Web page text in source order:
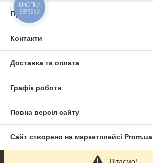
Про нас
Контакти
Доставка та оплата
Графік роботи
Повна версія сайту
Сайт створено на маркетплейсі Prom.ua
Вітаємо!
КНОПКА
ЗВ'ЯЗКУ